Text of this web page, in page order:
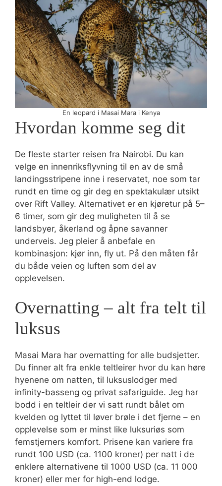
En leopard i Masai Mara i Kenya
Hvordan komme seg dit
De fleste starter reisen fra Nairobi. Du kan
velge en innenriksflyvning til en av de små
landingsstripene inne i reservatet, noe som tar
rundt en time og gir deg en spektakulær utsikt
over Rift Valley. Alternativet er en kjøretur på 5–
6 timer, som gir deg muligheten til å se
landsbyer, åkerland og åpne savanner
underveis. Jeg pleier å anbefale en
kombinasjon: kjør inn, fly ut. På den måten får
du både veien og luften som del av
opplevelsen.
Overnatting – alt fra telt til
luksus
Masai Mara har overnatting for alle budsjetter.
Du finner alt fra enkle teltleirer hvor du kan høre
hyenene om natten, til luksuslodger med
infinity-basseng og privat safariguide. Jeg har
bodd i en teltleir der vi satt rundt bålet om
kvelden og lyttet til løver brøle i det fjerne – en
opplevelse som er minst like luksuriøs som
femstjerners komfort. Prisene kan variere fra
rundt 100 USD (ca. 1100 kroner) per natt i de
enklere alternativene til 1000 USD (ca. 11 000
kroner) eller mer for high-end lodge.